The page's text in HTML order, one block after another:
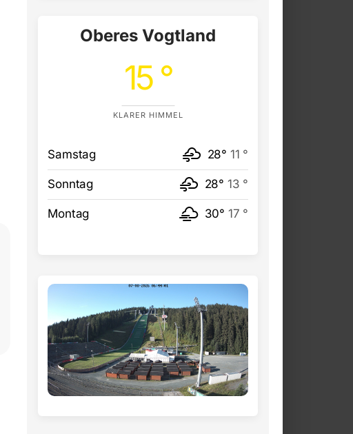
Oberes Vogtland
15 °
KLARER HIMMEL
Samstag 28° 11 °
Sonntag 28° 13 °
Montag 30° 17 °